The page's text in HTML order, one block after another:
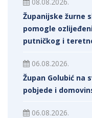
Županijske žurne
pomogle
putničkog i
06.08.2026.
Župan Golubić na
pobjede i
06.08.2026.